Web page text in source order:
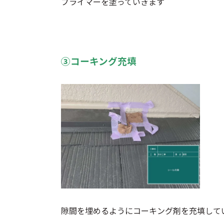
③コーキング充填
隙間を埋めるようにコーキング剤を充填して